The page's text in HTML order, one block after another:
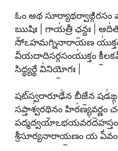
ఓం అథ సూర్యాథర్వాఙ్గిరసం
ఋ॒షిః | గాయ॑త్రీ ఛ॒న్దః |
సో॒ఽహమగ్నినారాయణ యు॑క్తం
వియదాదిసర్గసంయు॑క్తం
సిద్ధ్యర్థే వి॑నియో॒గః |
షట్‍స్వరారూఢే॑న బీజే॒న
సప్తాశ్వ॑రథి॒నం హిర॑ణ్యవ॒ర్ణం
పద్మద్వయాఽభయవర॑దహ॒స్తం
శ్రీసూర్యనారాయ॒ణం య ఏ॑వం